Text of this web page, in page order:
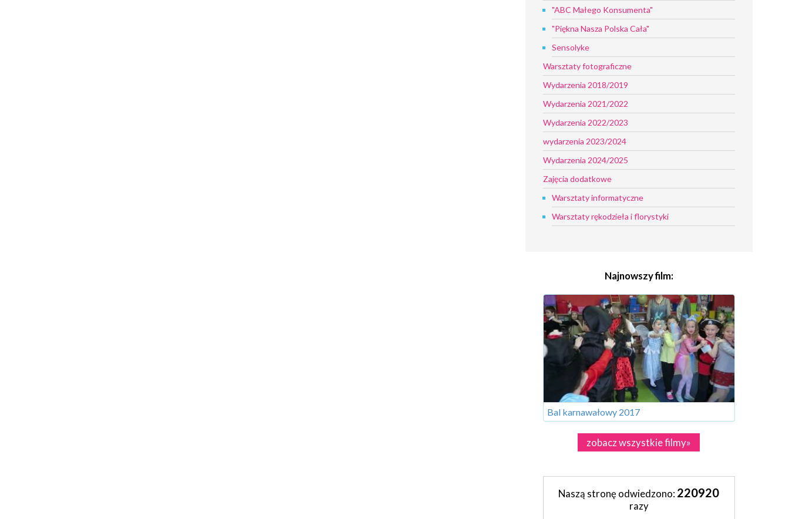
"ABC Małego Konsumenta"
"Piękna Nasza Polska Cała"
Sensolyke
Warsztaty fotograficzne
Wydarzenia 2018/2019
Wydarzenia 2021/2022
Wydarzenia 2022/2023
wydarzenia 2023/2024
Wydarzenia 2024/2025
Zajęcia dodatkowe
Warsztaty informatyczne
Warsztaty rękodzieła i florystyki
Najnowszy film:
Bal karnawałowy 2017
zobacz wszystkie filmy»
Naszą stronę odwiedzono: 220920
razy